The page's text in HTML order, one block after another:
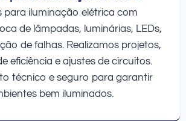
para iluminação elétrica com
de lâmpadas, luminárias, LEDs,
de falhas. Realizamos projetos,
eficiência e ajustes de circuitos.
técnico e seguro para garantir
bem iluminados.